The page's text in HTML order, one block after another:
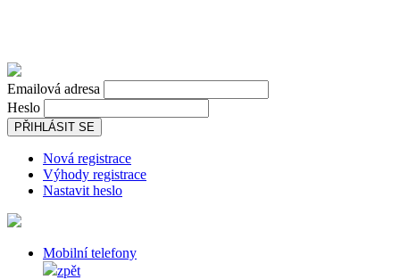
Emailová adresa
Heslo
PŘIHLÁSIT SE
Nová registrace
Výhody registrace
Nastavit heslo
Mobilní telefony
zpět